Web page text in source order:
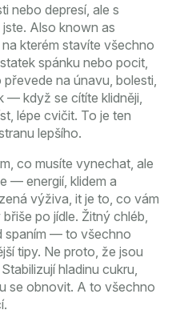
nebo depresí, ale s
. Also known as
na kterém stavíte všechno
spánku nebo pocit,
na únavu, bolesti,
— když se cítíte klidněji,
lépe cvičit. To je ten
lepšího.
co musíte vynechat, ale
— energií, klidem a
výživa, it je to, co vám
po jídle. Žitný chléb,
spaním — to všechno
tipy. Ne proto, že jsou
hladinu cukru,
se obnovit. A to všechno